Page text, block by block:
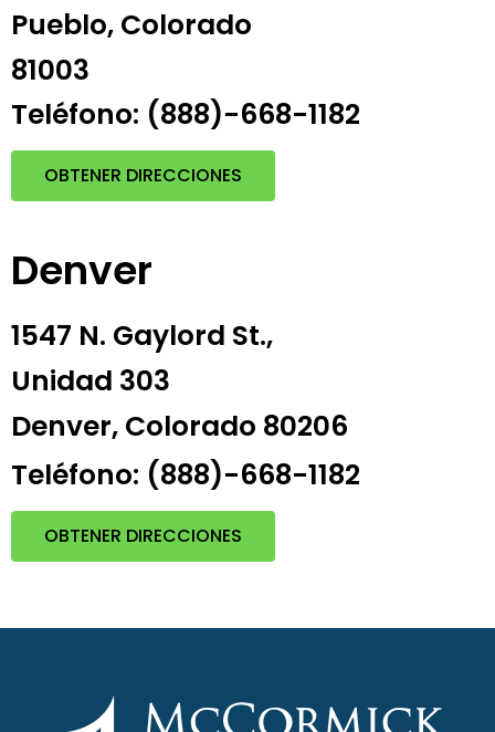
Pueblo, Colorado
81003
Teléfono: (888)-668-1182
OBTENER DIRECCIONES
Denver
1547 N. Gaylord St.,
Unidad 303
Denver, Colorado 80206
Teléfono: (888)-668-1182
OBTENER DIRECCIONES